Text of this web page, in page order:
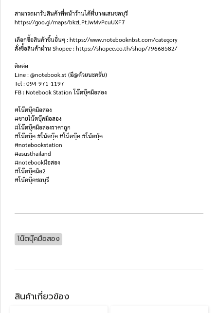
สามารถมารับสินค้าที่หน้าร้านได้ที่บางแสนชลบุรี
https://goo.gl/maps/bkzLPtJwMvPcuUXF7
เลือกซื้อสินค้าชิ้นอื่นๆ : https://www.notebooknbst.com/category
สั่งซื้อสินค้าผ่าน Shopee : https://shopee.co.th/shop/79668582/
ติดต่อ
Line : @notebook.st (มี@ด้วยนะครับ)
Tel : 094-971-1197
FB : Notebook Station โน๊ตบุ๊คมือสอง
#โน๊ตบุ๊คมือสอง
#ขายโน๊ตบุ๊คมือสอง
#โน๊ตบุ๊คมือสองราคาถูก
#โน๊ตบุ๊ค #โน้ตบุ๊ค #โน็ตบุ๊ค #โน้ตบุ้ค
#notebookstation
#asusthailand
#notebookมือสอง
#โน๊ตบุ๊คมือ2
#โน้คบุ๊คชลบุรี
โน๊ตบุ๊คมือสอง
สินค้าเกี่ยวข้อง